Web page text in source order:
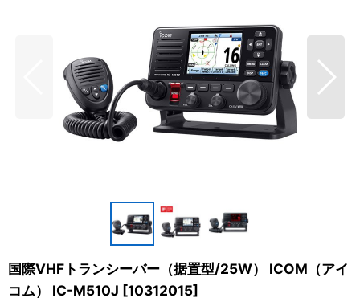
国際VHFトランシーバー（据置型/25W） ICOM（アイ
コム） IC-M510J [10312015]